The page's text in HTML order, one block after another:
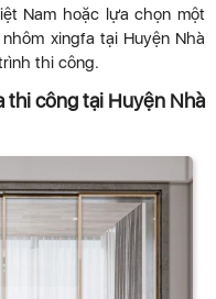
Nam hoặc lựa chọn một
xingfa tại Huyện Nhà
thi công.
thi công tại Huyện Nhà